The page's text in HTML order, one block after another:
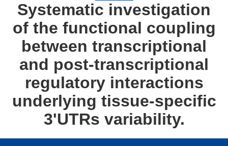
Systematic investigation
of the functional coupling
between transcriptional
and post-transcriptional
regulatory interactions
underlying tissue-specific
3'UTRs variability.